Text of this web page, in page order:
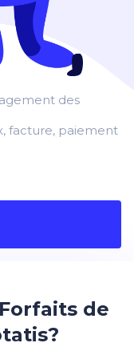
des
facture, paiement
de